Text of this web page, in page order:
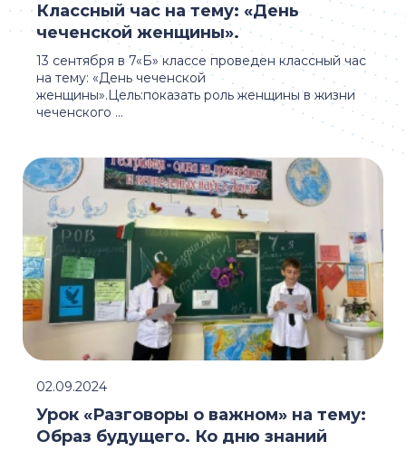
13 сентября в 7«Б» классе проведен классный час
на тему: «День чеченской
женщины».Цель:показать роль женщины в жизни
чеченского ...
Классный час на тему: «День
чеченской женщины».
Урок «Разговоры о важном» на тему:
Образ будущего. Ко дню знаний
02.09.2024